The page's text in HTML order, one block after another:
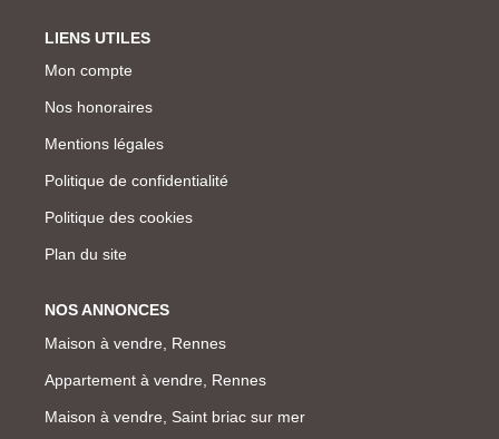
LIENS UTILES
Mon compte
Nos honoraires
Mentions légales
Politique de confidentialité
Politique des cookies
Plan du site
NOS ANNONCES
Maison à vendre, Rennes
Appartement à vendre, Rennes
Maison à vendre, Saint briac sur mer